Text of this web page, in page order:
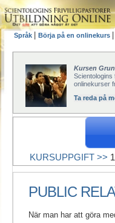
Språk Börja på en onlinekurs
Kursen
Scientologins
onlinekurser
Ta reda på
KURSUPPGIFT >>
PUBLIC
När man har att göra